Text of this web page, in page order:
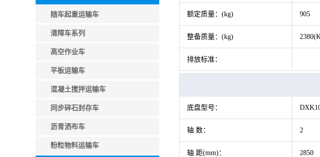
随车起重运输车
清障车系列
高空作业车
平板运输车
混凝土搅拌运输车
同步碎石封存车
沥青洒布车
粉粒物料运输车
额定质量：(kg) 905
整备质量：(kg)
排放标准：
底盘型号：
轴 数： 2
轴 距(mm)： 2850